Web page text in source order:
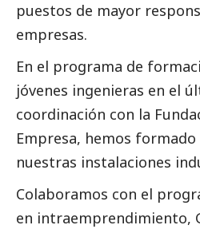
puestos de mayor
empresas.
En el programa de
jóvenes ingenieras en el
coordinación con la
Empresa, hemos
nuestras instalaciones
Colaboramos con el
en intraemprendimiento,